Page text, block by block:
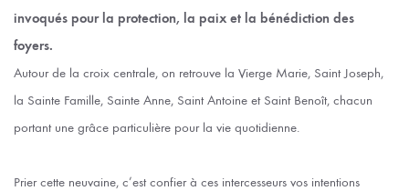
invoqués pour la protection, la paix et la bénédiction des
foyers.
Autour de la croix centrale, on retrouve la Vierge Marie, Saint Joseph,
la Sainte Famille, Sainte Anne, Saint Antoine et Saint Benoît, chacun
portant une grâce particulière pour la vie quotidienne.
Prier cette neuvaine, c’est confier à ces intercesseurs vos intentions